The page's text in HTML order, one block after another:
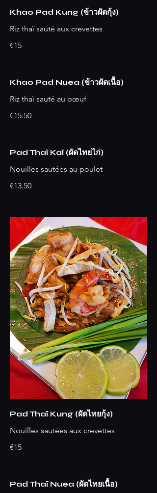
Khao Pad Kung (ข้าวผัดกุ้ง)
Riz thaï sauté aux crevettes
€15
Khao Pad Nuea (ข้าวผัดเนื้อ)
Riz thaï sauté au bœuf
€15.50
Pad Thaï Kaï (ผัดไทยไก่)
Nouilles sautées au poulet
€13.50
Pad Thaï Kung (ผัดไทยกุ้ง)
Nouilles sautées aux crevettes
€15
Pad Thaï Nuea (ผัดไทยเนื้อ)